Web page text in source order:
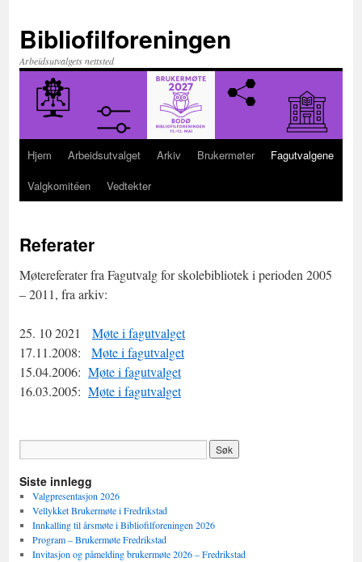
innhold
Bibliofilforeningen
Arbeidsutvalgets nettsted
Hjem Arbeidsutvalget Arkiv Brukermøter
Fagutvalgene
Valgkomitéen
Vedtekter
Referater
Møtereferater fra Fagutvalg for skolebibliotek i perioden 2005
– 2011, fra arkiv:
25. 10 2021 Møte i fagutvalget
17.11.2008: Møte i fagutvalget
15.04.2006: Møte i fagutvalget
16.03.2005: Møte i fagutvalget
Siste innlegg
Valgpresentasjon 2026
Vellykket Brukermøte i Fredrikstad
Innkalling til årsmøte i Bibliofilforeningen 2026
Program – Brukermøte Fredrikstad
Invitasjon og påmelding brukermøte 2026 – Fredrikstad